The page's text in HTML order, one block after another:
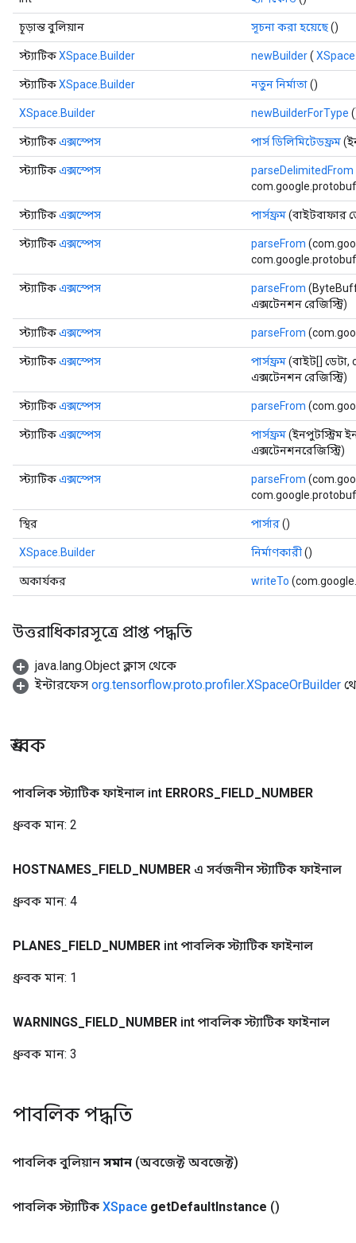
চূড়ান্ত বুলিয়ান সূচনা করা হয়েছে()
স্ট্যাটিকXSpace.Builder newBuilder( XSpace
স্ট্যাটিকXSpace.Builder নতুন নির্মাতা()
XSpace.Builder newBuilderForType
স্ট্যাটিকএক্সস্পেস পার্স ডিলিমিটেডফ্রম
স্ট্যাটিকএক্সস্পেস parseDelimitedFrom
স্ট্যাটিকএক্সস্পেস পার্সফ্রম(বাইটবাফার
স্ট্যাটিকএক্সস্পেস parseFrom
স্ট্যাটিকএক্সস্পেস parseFrom
এক্সটেনশন রেজিস্ট্রি)
স্ট্যাটিকএক্সস্পেস parseFrom
স্ট্যাটিকএক্সস্পেস পার্সফ্রম(বাইট[]
এক্সটেনশন রেজিস্ট্রি)
স্ট্যাটিকএক্সস্পেস parseFrom
স্ট্যাটিকএক্সস্পেস পার্সফ্রম(ইনপুটস্ট্রিম
এক্সটেনশনরেজিস্ট্রি)
স্ট্যাটিকএক্সস্পেস parseFrom
স্থির পার্সার()
XSpace.Builder নির্মাণকারী()
অকার্যকর writeTo
উত্তরাধিকারসূত্রে প্রাপ্ত পদ্ধতি
java.lang.Object ক্লাস থেকে
ইন্টারফেস org.tensorflow.proto.profiler.XSpaceOrBuilder
ধ্রুবক
পাবলিক স্ট্যাটিক ফাইনাল int ERRORS FIELD NUMBER
ধ্রুবক মান: 2
HOSTNAMES FIELD NUMBER এ সর্বজনীন স্ট্যাটিক ফাইনাল
ধ্রুবক মান: 4
PLANES FIELD NUMBER int পাবলিক স্ট্যাটিক ফাইনাল
ধ্রুবক মান: 1
WARNINGS FIELD NUMBER int পাবলিক স্ট্যাটিক ফাইনাল
ধ্রুবক মান: 3
পাবলিক পদ্ধতি
পাবলিক বুলিয়ান সমান (অবজেক্ট অবজেক্ট)
পাবলিক স্ট্যাটিক XSpace getDefaultInstance ()